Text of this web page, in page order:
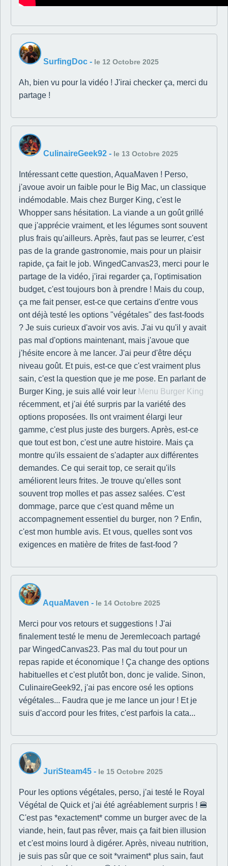
SurfingDoc - le 12 Octobre 2025
Ah, bien vu pour la vidéo ! J'irai checker ça, merci du
partage !
CulinaireGeek92 - le 13 Octobre 2025
Intéressant cette question, AquaMaven ! Perso,
j'avoue avoir un faible pour le Big Mac, un classique
indémodable. Mais chez Burger King, c'est le
Whopper sans hésitation. La viande a un goût grillé
que j'apprécie vraiment, et les légumes sont souvent
plus frais qu'ailleurs. Après, faut pas se leurrer, c'est
pas de la grande gastronomie, mais pour un plaisir
rapide, ça fait le job. WingedCanvas23, merci pour le
partage de la vidéo, j'irai regarder ça, l'optimisation
budget, c'est toujours bon à prendre ! Mais du coup,
ça me fait penser, est-ce que certains d'entre vous
ont déjà testé les options "végétales" des fast-foods
? Je suis curieux d'avoir vos avis. J'ai vu qu'il y avait
pas mal d'options maintenant, mais j'avoue que
j'hésite encore à me lancer. J'ai peur d'être déçu
niveau goût. Et puis, est-ce que c'est vraiment plus
sain, c'est la question que je me pose. En parlant de
Burger King, je suis allé voir leur Menu Burger King
récemment, et j'ai été surpris par la variété des
options proposées. Ils ont vraiment élargi leur
gamme, c'est plus juste des burgers. Après, est-ce
que tout est bon, c'est une autre histoire. Mais ça
montre qu'ils essaient de s'adapter aux différentes
demandes. Ce qui serait top, ce serait qu'ils
améliorent leurs frites. Je trouve qu'elles sont
souvent trop molles et pas assez salées. C'est
dommage, parce que c'est quand même un
accompagnement essentiel du burger, non ? Enfin,
c'est mon humble avis. Et vous, quelles sont vos
exigences en matière de frites de fast-food ?
AquaMaven - le 14 Octobre 2025
Merci pour vos retours et suggestions ! J'ai
finalement testé le menu de Jeremlecoach partagé
par WingedCanvas23. Pas mal du tout pour un
repas rapide et économique ! Ça change des options
habituelles et c'est plutôt bon, donc je valide. Sinon,
CulinaireGeek92, j'ai pas encore osé les options
végétales... Faudra que je me lance un jour ! Et je
suis d'accord pour les frites, c'est parfois la cata...
JuriSteam45 - le 15 Octobre 2025
Pour les options végétales, perso, j'ai testé le Royal
Végétal de Quick et j'ai été agréablement surpris ! 🍔
C'est pas *exactement* comme un burger avec de la
viande, hein, faut pas rêver, mais ça fait bien illusion
et c'est moins lourd à digérer. Après, niveau nutrition,
je suis pas sûr que ce soit *vraiment* plus sain, faut